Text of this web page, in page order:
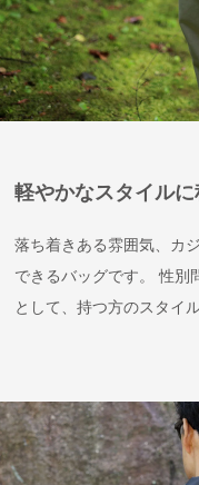
軽やかなスタイル
落ち着きある雰囲気、カ
できるバッグです。 性別
として、持つ方のスタイ